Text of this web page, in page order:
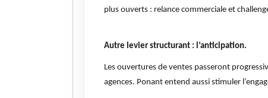
plus ouverts : relance commerciale et
Autre levier structurant : l’anticipation.
Les ouvertures de ventes passeront
agences. Ponant entend aussi stimuler